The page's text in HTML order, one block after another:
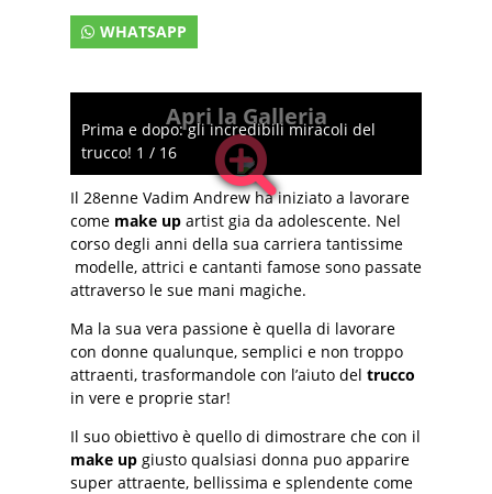
WHATSAPP
Apri la Galleria
Prima e dopo: gli incredibili miracoli del
trucco! 1 / 16
Il 28enne Vadim Andrew ha iniziato a lavorare
come make up artist gia da adolescente. Nel
corso degli anni della sua carriera tantissime
modelle, attrici e cantanti famose sono passate
attraverso le sue mani magiche.
Ma la sua vera passione è quella di lavorare
con donne qualunque, semplici e non troppo
attraenti, trasformandole con l’aiuto del trucco
in vere e proprie star!
Il suo obiettivo è quello di dimostrare che con il
make up giusto qualsiasi donna puo apparire
super attraente, bellissima e splendente come